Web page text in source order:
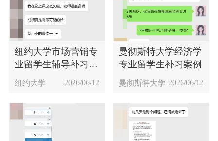
纽约大学市场营销专
业留学生辅导补习案
纽约大学 2026/06/12
曼彻斯特大学经济学
专业留学生补习案例
曼彻斯特大学 2026/06/12